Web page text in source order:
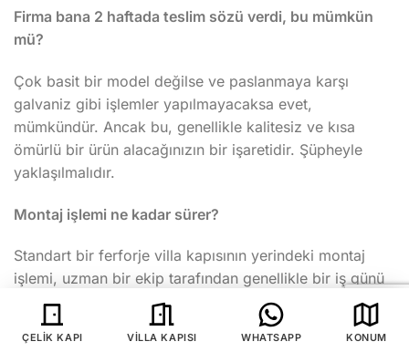
Firma bana 2 haftada teslim sözü verdi, bu mümkün
mü?
Çok basit bir model değilse ve paslanmaya karşı
galvaniz gibi işlemler yapılmayacaksa evet,
mümkündür. Ancak bu, genellikle kalitesiz ve kısa
ömürlü bir ürün alacağınızın bir işaretidir. Şüpheyle
yaklaşılmalıdır.
Montaj işlemi ne kadar sürer?
Standart bir ferforje villa kapısının yerindeki montaj
işlemi, uzman bir ekip tarafından genellikle bir iş günü
(4-8 saat) içinde tamamlanır.
Süreç,kompozit kapı veya ahşap kapıya göre daha mı
ÇELIK KAPI VILLA KAPISI WHATSAPP KONUM